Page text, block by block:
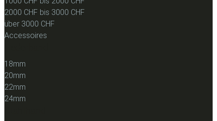
2000 CHF bis 3000 CHF
über 3000 CHF
Accessoires
18mm
20mm
22mm
24mm